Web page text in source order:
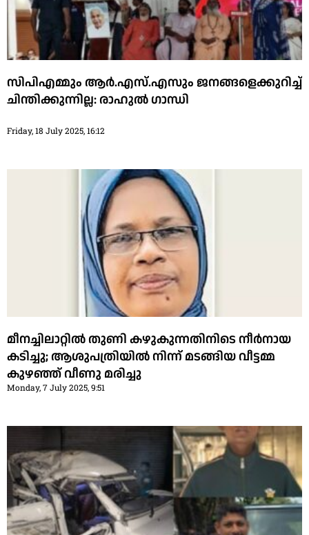
സിപിഎമ്മും ആര്‍.എസ്.എസും ജനങ്ങളെക്കുറിച്ച്
ചിന്തിക്കുന്നില്ല: രാഹുല്‍ ഗാന്ധി
Friday, 18 July 2025, 16:12
മീനച്ചിലാറ്റില്‍ തുണി കഴുകുന്നതിനിടെ നീര്‍നായ
കടിച്ചു; ആശുപത്രിയിൽ നിന്ന് മടങ്ങിയ വീട്ടമ്മ
കുഴഞ്ഞ് വീണു മരിച്ചു
Monday, 7 July 2025, 9:51